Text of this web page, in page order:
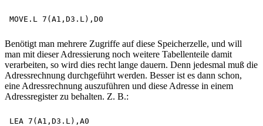
Benötigt man mehrere Zugriffe auf diese Speicherzelle, und will
man mit dieser Adressierung noch weitere Tabellenteile damit
verarbeiten, so wird dies recht lange dauern. Denn jedesmal muß die
Adressrechnung durchgeführt werden. Besser ist es dann schon,
eine Adressrechnung auszuführen und diese Adresse in einem
Adressregister zu behalten. Z. B.:
LEA 7(A1,D3.L),A0